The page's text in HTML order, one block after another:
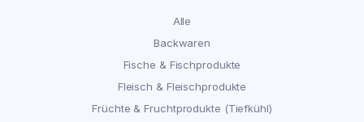
Alle
Backwaren
Fische & Fischprodukte
Fleisch & Fleischprodukte
Früchte & Fruchtprodukte (Tiefkühl)